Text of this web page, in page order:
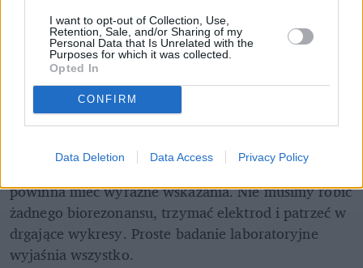
I want to opt-out of Collection, Use,
Retention, Sale, and/or Sharing of my
Personal Data that Is Unrelated with the
Purposes for which it was collected.
Opted In
CONFIRM
Data Deletion Data Access Privacy Policy
Choć leki na odrobaczanie są stosunkowo mało
toksyczne, bo działają głównie miejscowo w
przewodzie pokarmowym, to każda farmakoterapia
powinna mieć wyraźne wskazania. Nie musimy robić
żadnego biorezonansu, trzymać elektrod i patrzeć w
drgające wykresy. Proste badanie laboratoryjne
wyjaśnia wszystko.